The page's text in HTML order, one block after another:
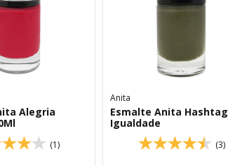
Alegria
(1)
Anita
Esmalte Anita Hashtag
Igualdade
(3)